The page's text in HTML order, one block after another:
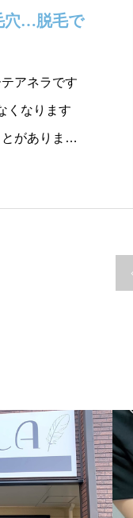
穴…脱毛で
アネラです
くなります
とがありま…